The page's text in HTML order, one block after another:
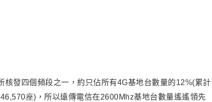
核發四個頻段之一 ， 約只佔所有4G基地台數量的12%(累計
46,570座)，所以遠傳電信在2600Mhz基地台數量遙遙領先